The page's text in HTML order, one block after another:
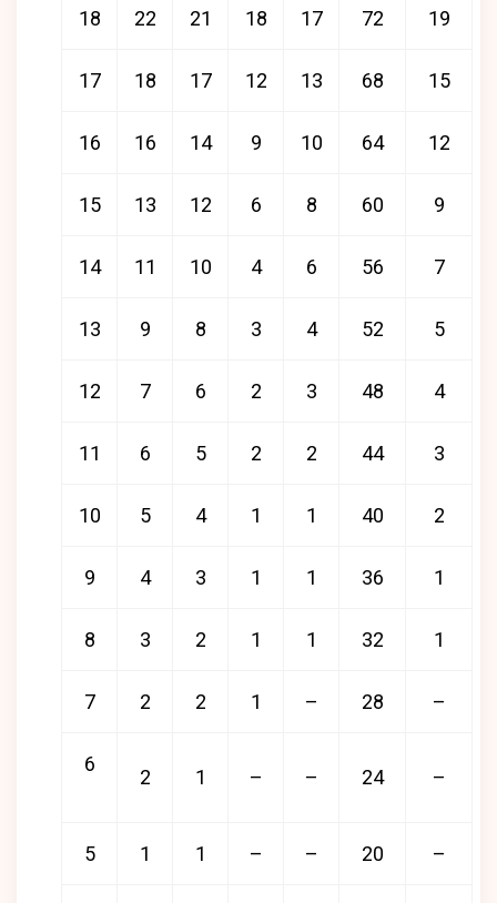
18 22 21 18 17 72 19
17 18 17 12 13 68 15
16 16 14 9 10 64 12
15 13 12 6 8 60 9
14 11 10 4 6 56 7
13 9 8 3 4 52 5
12 7 6 2 3 48 4
11 6 5 2 2 44 3
10 5 4 1 1 40 2
9 4 3 1 1 36 1
8 3 2 1 1 32 1
7 2 2 1 – 28 –
6
2 1 – – 24 –
5 1 1 – – 20 –